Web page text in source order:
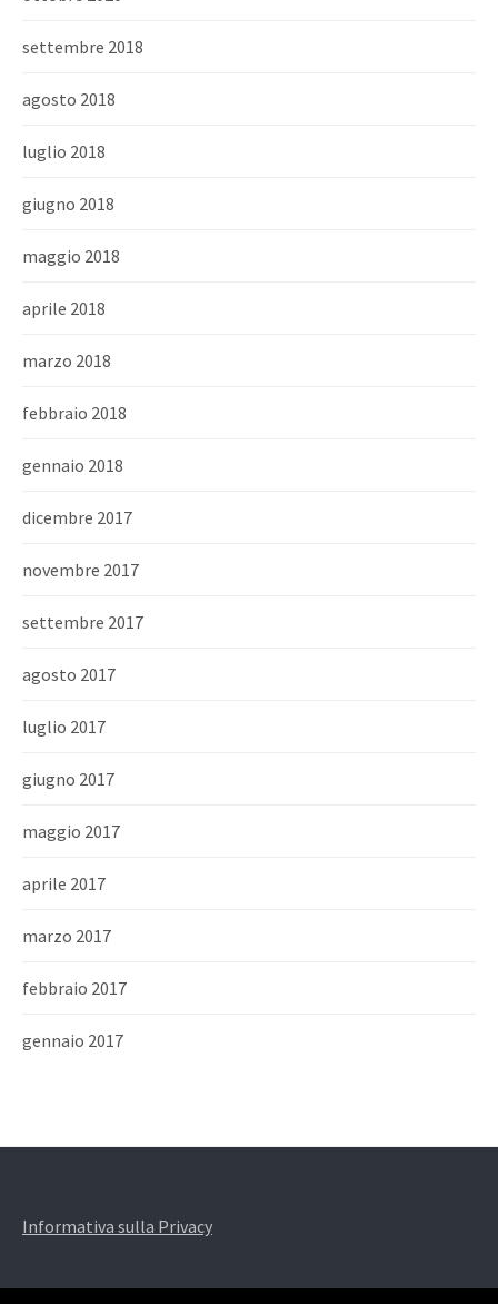
settembre 2018
agosto 2018
luglio 2018
giugno 2018
maggio 2018
aprile 2018
marzo 2018
febbraio 2018
gennaio 2018
dicembre 2017
novembre 2017
settembre 2017
agosto 2017
luglio 2017
giugno 2017
maggio 2017
aprile 2017
marzo 2017
febbraio 2017
gennaio 2017
Informativa sulla Privacy